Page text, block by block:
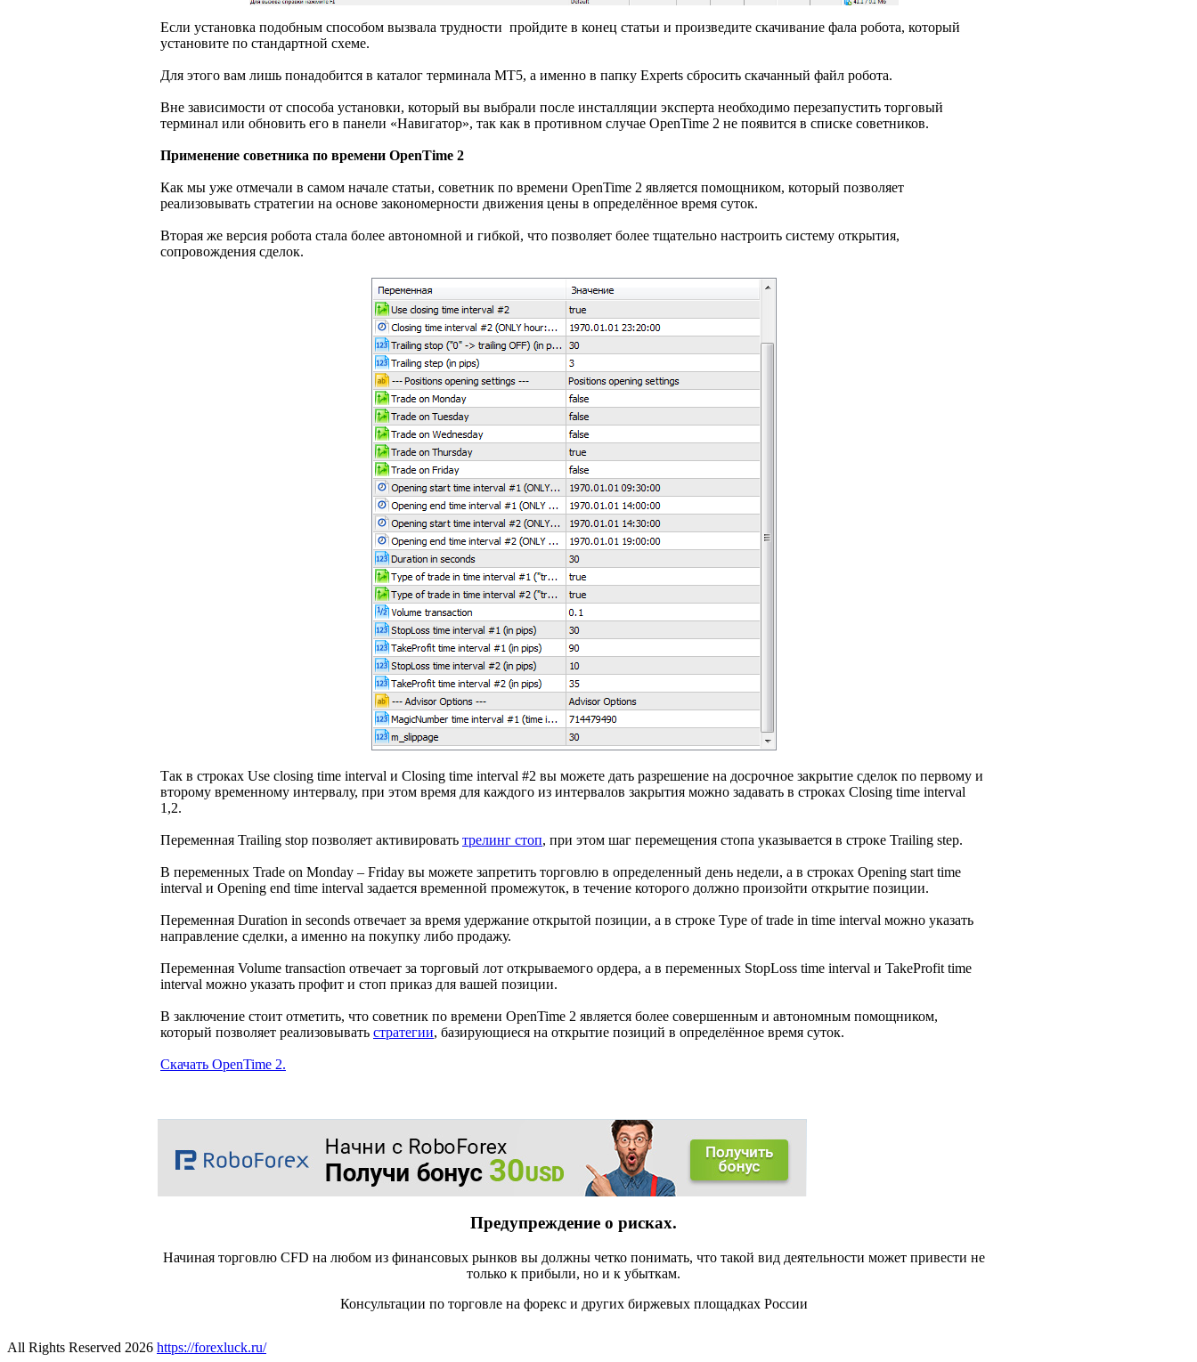
Если установка подобным способом вызвала трудности пройдите в конец статьи и произведите скачивание фала робота, который
установите по стандартной схеме.
Для этого вам лишь понадобится в каталог терминала МТ5, а именно в папку Experts сбросить скачанный файл робота.
Вне зависимости от способа установки, который вы выбрали после инсталляции эксперта необходимо перезапустить торговый
терминал или обновить его в панели «Навигатор», так как в противном случае OpenTime 2 не появится в списке советников.
Применение советника по времени OpenTime 2
Как мы уже отмечали в самом начале статьи, советник по времени OpenTime 2 является помощником, который позволяет
реализовывать стратегии на основе закономерности движения цены в определённое время суток.
Вторая же версия робота стала более автономной и гибкой, что позволяет более тщательно настроить систему открытия,
сопровождения сделок.
Так в строках Use closing time interval и Closing time interval #2 вы можете дать разрешение на досрочное закрытие сделок по первому и
второму временному интервалу, при этом время для каждого из интервалов закрытия можно задавать в строках Closing time interval
1,2.
Переменная Trailing stop позволяет активировать трелинг стоп, при этом шаг перемещения стопа указывается в строке Trailing step.
В переменных Trade on Monday – Friday вы можете запретить торговлю в определенный день недели, а в строках Opening start time
interval и Opening end time interval задается временной промежуток, в течение которого должно произойти открытие позиции.
Переменная Duration in seconds отвечает за время удержание открытой позиции, а в строке Type of trade in time interval можно указать
направление сделки, а именно на покупку либо продажу.
Переменная Volume transaction отвечает за торговый лот открываемого ордера, а в переменных StopLoss time interval и TakeProfit time
interval можно указать профит и стоп приказ для вашей позиции.
В заключение стоит отметить, что советник по времени OpenTime 2 является более совершенным и автономным помощником,
который позволяет реализовывать стратегии, базирующиеся на открытие позиций в определённое время суток.
Скачать OpenTime 2.
Предупреждение о рисках.
Начиная торговлю CFD на любом из финансовых рынков вы должны четко понимать, что такой вид деятельности может привести не
только к прибыли, но и к убыткам.
Консультации по торговле на форекс и других биржевых площадках России
All Rights Reserved 2026 https://forexluck.ru/